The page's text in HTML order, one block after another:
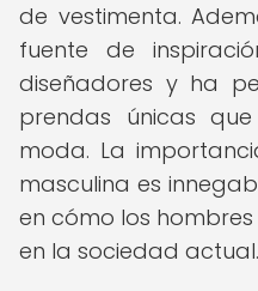
de vestimenta.
fuente de
diseñadores y ha
prendas únicas
moda. La
masculina es
en cómo los
en la sociedad actual.